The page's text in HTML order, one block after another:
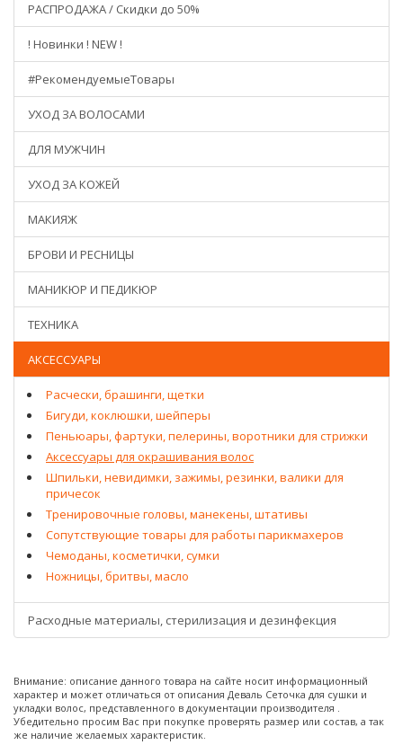
РАСПРОДАЖА / Скидки до 50%
! Новинки ! NEW !
#РекомендуемыеТовары
УХОД ЗА ВОЛОСАМИ
ДЛЯ МУЖЧИН
УХОД ЗА КОЖЕЙ
МАКИЯЖ
БРОВИ И РЕСНИЦЫ
МАНИКЮР И ПЕДИКЮР
ТЕХНИКА
АКСЕССУАРЫ
Расчески, брашинги, щетки
Бигуди, коклюшки, шейперы
Пеньюары, фартуки, пелерины, воротники для стрижки
Аксессуары для окрашивания волос
Шпильки, невидимки, зажимы, резинки, валики для
причесок
Тренировочные головы, манекены, штативы
Сопутствующие товары для работы парикмахеров
Чемоданы, косметички, сумки
Ножницы, бритвы, масло
Расходные материалы, стерилизация и дезинфекция
Внимание: описание данного товара на сайте носит информационный
характер и может отличаться от описания Деваль Сеточка для сушки и
укладки волос, представленного в документации производителя .
Убедительно просим Вас при покупке проверять размер или состав, а так
же наличие желаемых характеристик.